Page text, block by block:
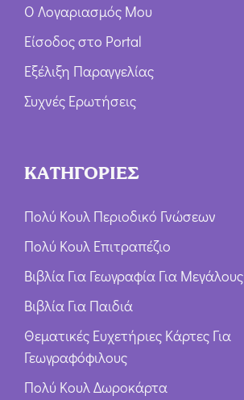
Ο Λογαριασμός Μου
Είσοδος στο Portal
Εξέλιξη Παραγγελίας
Συχνές Ερωτήσεις
ΚΑΤΗΓΟΡΙΕΣ
Πολύ Κουλ Περιοδικό Γνώσεων
Πολύ Κουλ Επιτραπέζιο
Βιβλία Για Γεωγραφία Για Μεγάλους
Βιβλία Για Παιδιά
Θεματικές Ευχετήριες Κάρτες Για
Γεωγραφόφιλους
Πολύ Κουλ Δωροκάρτα